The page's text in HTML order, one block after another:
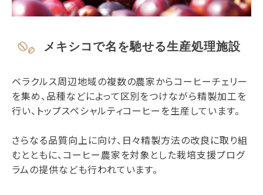
メキシコで名を馳せる生産処理施設
ベラクルス周辺地域の複数の農家からコーヒーチェリー
を集め、品種などによって区別をつけながら精製加工を
行い、トップスペシャルティコーヒーを生産しています。
さらなる品質向上に向け、日々精製方法の改良に取り組
むとともに、コーヒー農家を対象とした栽培支援プログ
ラムの提供なども行われています。